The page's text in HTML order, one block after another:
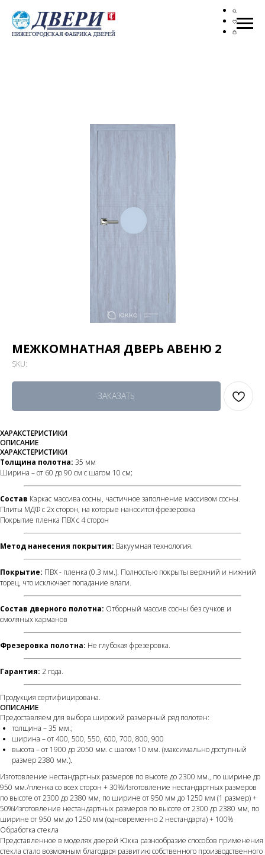
МЕЖКОМНАТНАЯ ДВЕРЬ АВЕНЮ 2
SKU:
ЗАКАЗАТЬ
ХАРАКСТЕРИСТИКИ
ОПИСАНИЕ
ХАРАКСТЕРИСТИКИ
Толщина полотна: 35 мм
Ширина – от 60 до 90 см с шагом 10 см;
Состав Каркас массива сосны, частичное заполнение массивом сосны.
Плиты МДФ с 2х сторон, на которые наносится фрезеровка
Покрытие пленка ПВХ с 4 сторон
Метод нанесения покрытия: Вакуумная технология.
Покрытие: ПВХ - пленка (0.3 мм.). Полностью покрыты верхний и нижний
торец, что исключает попадание влаги.
Состав дверного полотна: Отборный массив сосны без сучков и
смоляных карманов
Фрезеровка полотна: Не глубокая фрезеровка.
Гарантия: 2 года.
Продукция сертифицирована.
ОПИСАНИЕ
Предоставляем для выбора широкий размерный ряд полотен:
толщина – 35 мм.;
ширина – от 400, 500, 550, 600, 700, 800, 900
высота – от 1900 до 2050 мм. с шагом 10 мм. (максимально доступный
размер 2380 мм.).
Изготовление нестандартных размеров по высоте до 2300 мм., по ширине до
950 мм./пленка со всех сторон + 30%Изготовление нестандартных размеров
по высоте от 2300 до 2380 мм, по ширине от 950 мм до 1250 мм (1 размер) +
50%Изготовление нестандартных размеров по высоте от 2300 до 2380 мм, по
ширине от 950 мм до 1250 мм (одновременно 2 нестандарта) + 100%
Обработка стекла
Представленное в моделях дверей Юкка разнообразие способов применения
стекла стало возможным благодаря развитию собственного производственного